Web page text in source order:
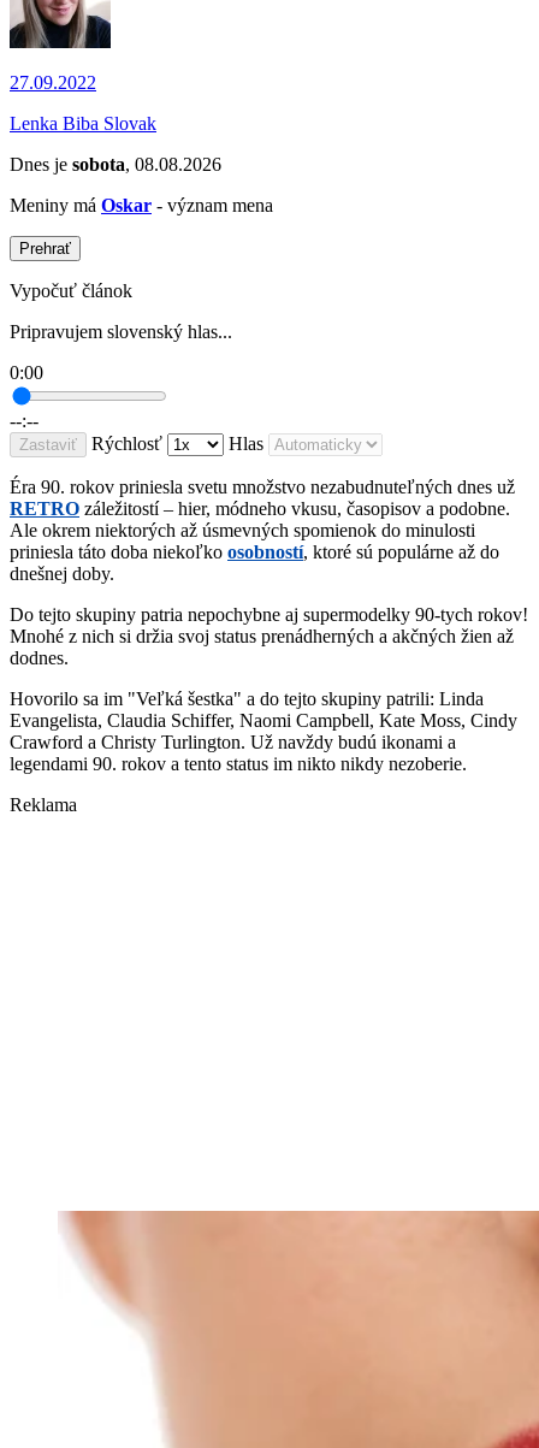
27.09.2022
Lenka Biba Slovak
Dnes je sobota, 08.08.2026
Meniny má Oskar - význam mena
Prehrať
Vypočuť článok
Pripravujem slovenský hlas...
0:00
--:--
Zastaviť Rýchlosť Hlas
Éra 90. rokov priniesla svetu množstvo nezabudnuteľných dnes už
RETRO záležitostí – hier, módneho vkusu, časopisov a podobne.
Ale okrem niektorých až úsmevných spomienok do minulosti
priniesla táto doba niekoľko osobností, ktoré sú populárne až do
dnešnej doby.
Do tejto skupiny patria nepochybne aj supermodelky 90-tych rokov!
Mnohé z nich si držia svoj status prenádherných a akčných žien až
dodnes.
Hovorilo sa im "Veľká šestka" a do tejto skupiny patrili: Linda
Evangelista, Claudia Schiffer, Naomi Campbell, Kate Moss, Cindy
Crawford a Christy Turlington. Už navždy budú ikonami a
legendami 90. rokov a tento status im nikto nikdy nezoberie.
Reklama